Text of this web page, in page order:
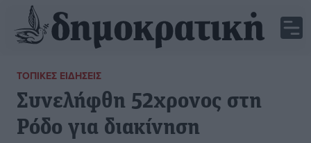
ΤΟΠΙΚΈΣ ΕΙΔΉΣΕΙΣ
Συνελήφθη 52χρονος στη
Ρόδο για διακίνηση